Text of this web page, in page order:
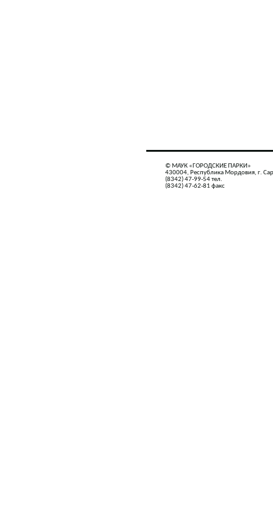
© МАУК «ГОРОДСКИЕ ПАРКИ»
430004, Республика Мордовия, г.
(8342) 47-99-54 тел.
(8342) 47-62-81 факс